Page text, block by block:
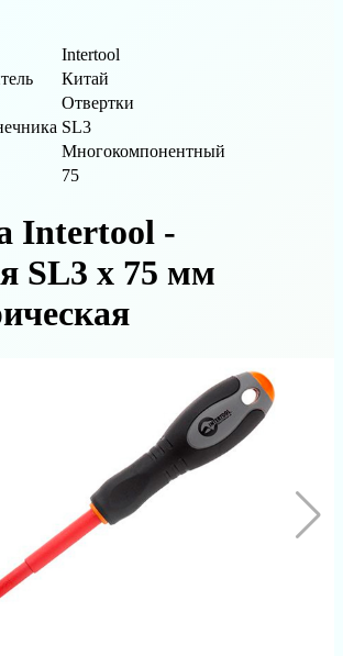
Intertool
Китай
Отвертки
SL3
Многокомпонентный
75
Intertool -
SL3 х 75 мм